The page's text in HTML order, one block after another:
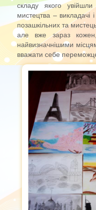
складу якого
мистецтва – викладачі і
позашкільних та
але вже зараз
найвизначнішими
вважати себе